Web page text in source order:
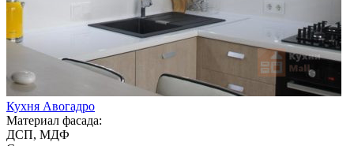
Кухня Авогадро
Материал фасада:
ДСП, МДФ